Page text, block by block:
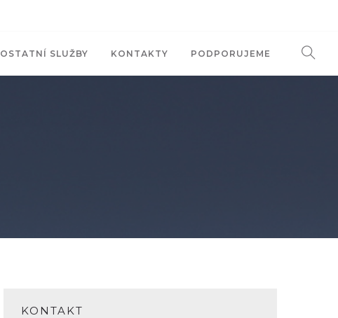
OSTATNÍ SLUŽBY KONTAKTY PODPORUJEME
KONTAKT